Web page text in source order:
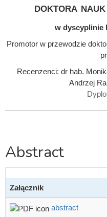
doktora nauk
w dyscyplinie
Promotor w przewodzie
Recenzenci: dr hab.
Andrzej
Abstract
Załącznik
abstract